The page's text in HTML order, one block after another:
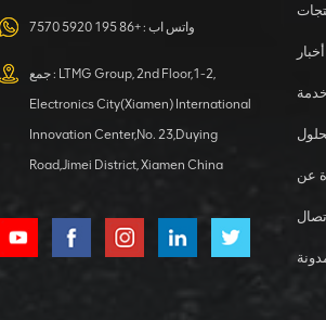
سعة 40 طنًا مع
عرض التفاصيل
واتس اب :+86 195 5920 7570
جمع : LTMG Group, 2nd Floor,1-2,
Electronics City(Xiamen) International
Innovation Center,No. 23,Duying
Road,Jimei District, Xiamen China
أخبار
خدمة
اتصال